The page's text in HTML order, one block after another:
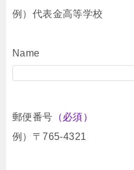
例）代表金高等学校
Name
郵便番号 （必須）
例）〒765-4321